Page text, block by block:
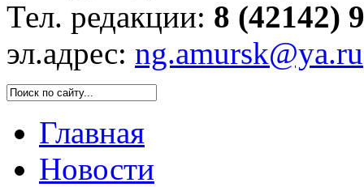
Тел. редакции: 8 (42142)
эл.адрес: ng.amursk@ya.ru
Главная
Новости